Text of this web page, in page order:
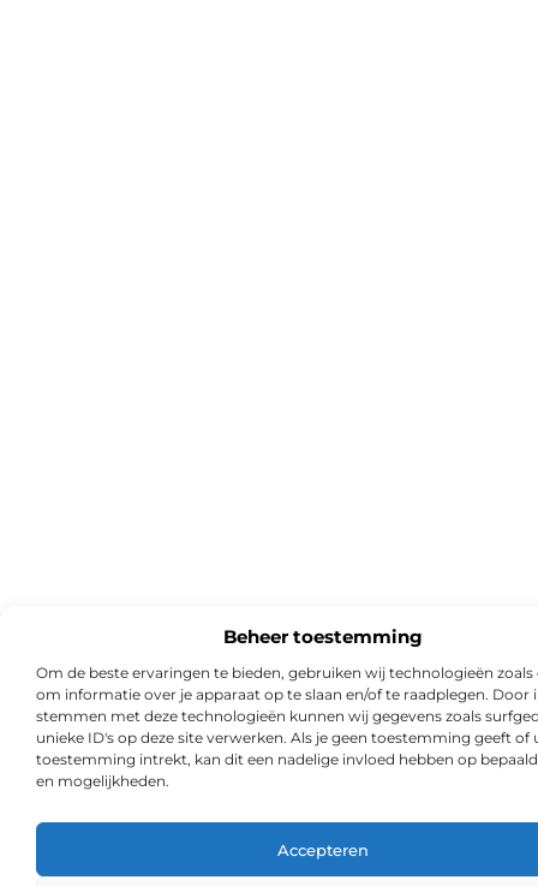
Beheer toestemming
Om de beste ervaringen te bieden, gebruiken wij technologieën zoals
om informatie over je apparaat op te slaan en/of te raadplegen. Door
stemmen met deze technologieën kunnen wij gegevens zoals
unieke ID's op deze site verwerken. Als je geen toestemming geeft of
toestemming intrekt, kan dit een nadelige invloed hebben op
en mogelijkheden.
Accepteren